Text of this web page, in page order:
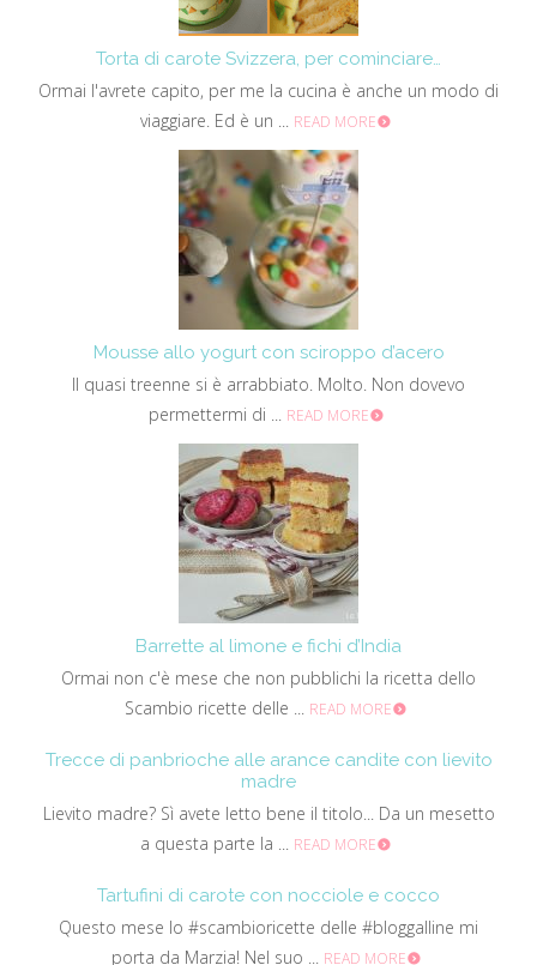
Torta di carote Svizzera, per cominciare…
Ormai l'avrete capito, per me la cucina è anche un modo di
viaggiare. Ed è un ... READ MORE
Mousse allo yogurt con sciroppo d’acero
Il quasi treenne si è arrabbiato. Molto. Non dovevo
permettermi di ... READ MORE
Barrette al limone e fichi d’India
Ormai non c'è mese che non pubblichi la ricetta dello
Scambio ricette delle ... READ MORE
Trecce di panbrioche alle arance candite con lievito
madre
Lievito madre? Sì avete letto bene il titolo... Da un mesetto
a questa parte la ... READ MORE
Tartufini di carote con nocciole e cocco
Questo mese lo #scambioricette delle #bloggalline mi
porta da Marzia! Nel suo ... READ MORE